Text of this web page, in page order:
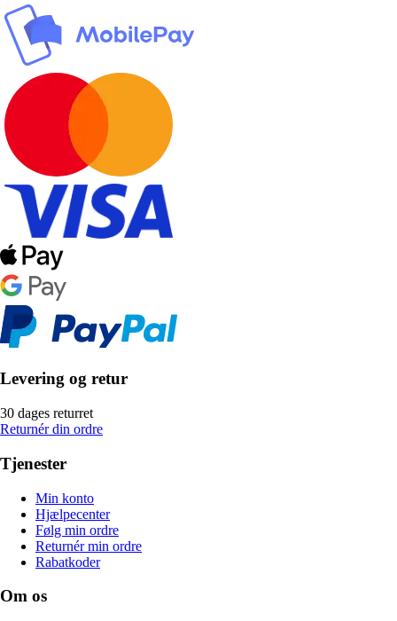
Levering og retur
30 dages returret
Returnér din ordre
Tjenester
Min konto
Hjælpecenter
Følg min ordre
Returnér min ordre
Rabatkoder
Om os